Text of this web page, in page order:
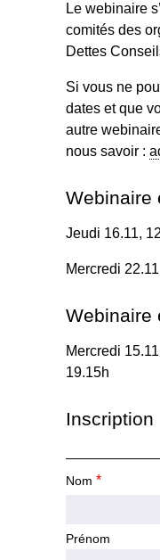
Le webinaire
comités des
Dettes
Si vous ne
dates et que
autre
nous savoir :
Webinaire
Jeudi 16.11,
Mercredi
Webinaire
Mercredi
19.15h
Inscription
Nom *
Prénom